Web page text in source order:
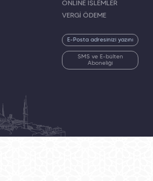
ONLINE İŞLEMLER
VERGİ ÖDEME
SMS ve E-bülten
Aboneliği